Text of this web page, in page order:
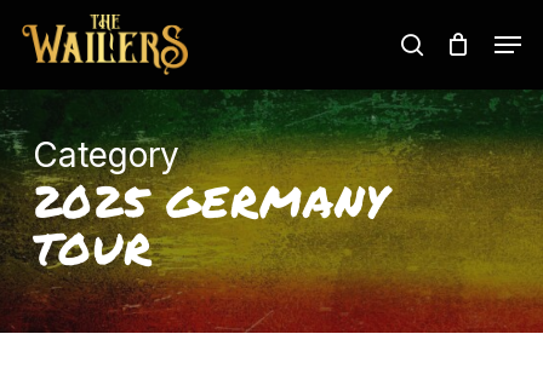
search
Category
2025 GERMANY
TOUR